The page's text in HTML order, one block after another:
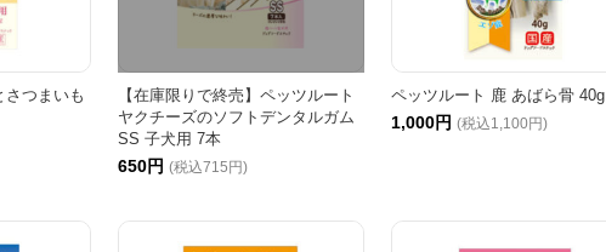
つまいも
【在庫限りで終売】ペッツルート
ヤクチーズのソフトデンタルガム
SS 子犬用 7本
650円 (税込715円)
ペッツルート 鹿 あばら骨 40g
1,000円 (税込1,100円)